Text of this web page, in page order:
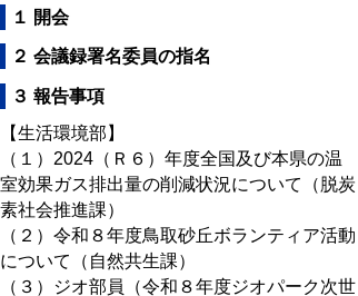
１ 開会
２ 会議録署名委員の指名
３ 報告事項
【生活環境部】
（１）2024（Ｒ６）年度全国及び本県の温
室効果ガス排出量の削減状況について（脱炭
素社会推進課）
（２）令和８年度鳥取砂丘ボランティア活動
について（自然共生課）
（３）ジオ部員（令和８年度ジオパーク次世